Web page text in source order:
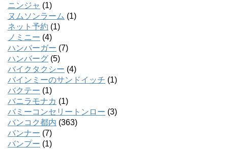
ニンジャ (1)
ヌムソンラーム (1)
ネット予約 (1)
ノミニー (4)
ハンバーガー (7)
ハンバーグ (5)
バイクタクシー (4)
バインミーのサンドイッチ (1)
バクテー (1)
バニラモナカ (1)
バミーコンセリートンロー (3)
バンコク都内 (363)
バンナー (7)
バンプー (1)